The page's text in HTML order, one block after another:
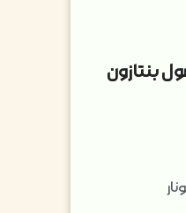
بنتازون